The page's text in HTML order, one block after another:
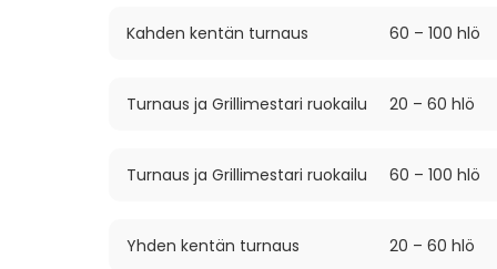
kantavat kokonaisvastuun tapahtuman
X-perience tapahtumajärjestäjänä:
Ohjelmapalvelu X-perience Oy järjestää
kysyntää. Ohjaajat kulkevat mukana ja
Kahden kentän turnaus 60 – 100 hlö
Turnaus ja Grillimestari ruokailu 20 – 60 hlö
Turnaus ja Grillimestari ruokailu 60 – 100 hlö
Yhden kentän turnaus 20 – 60 hlö